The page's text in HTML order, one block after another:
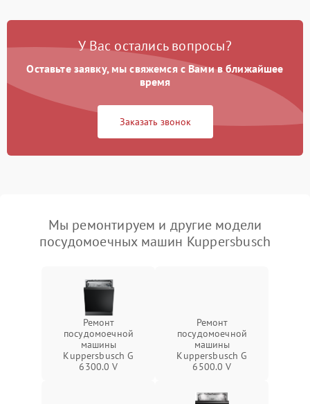
У Вас остались вопросы?
Оставьте заявку, мы свяжемся с Вами в ближайшее
время
Заказать звонок
Мы ремонтируем и другие модели
посудомоечных машин Kuppersbusch
Ремонт
посудомоечной
машины
Kuppersbusch G
6300.0 V
Ремонт
посудомоечной
машины
Kuppersbusch G
6500.0 V